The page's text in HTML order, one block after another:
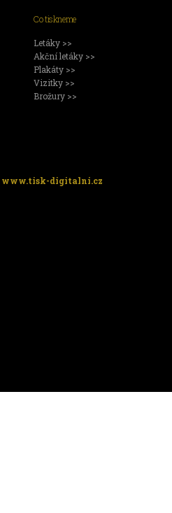
Co tiskneme
Letáky >>
Akční letáky >>
Plakáty >>
Vizitky >>
Brožury >>
www.tisk-digitalni.cz